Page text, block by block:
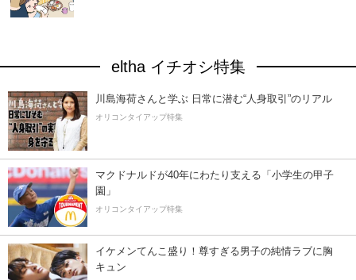
eltha イチオシ特集
川島海荷さんと学ぶ 日常に潜む“人身取引”のリアル
オリコンタイアップ特集
マクドナルドが40年にわたり支える「小学生の甲子
園」
オリコンタイアップ特集
イケメンてんこ盛り！尊すぎる男子の純情ラブに胸
キュン